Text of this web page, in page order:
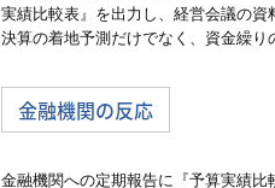
実績比較表』を出力し、経営会議の資
決算の着地予測だけでなく、資金繰り
金融機関の反応
金融機関への定期報告に『予算実績比